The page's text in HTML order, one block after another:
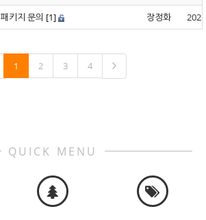
패키지 문의 [1] 장정화
1 2 3 4
QUICK MENU